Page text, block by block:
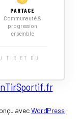
PARTAGE
Communauté &
progression
ensemble
TIR ET DU
avecWordPress